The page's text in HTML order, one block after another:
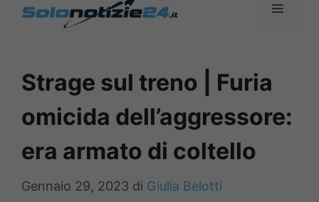
MENU
Strage sul treno | Furia
omicida dell’aggressore:
era armato di coltello
Gennaio 29, 2023 di Giulia Belotti